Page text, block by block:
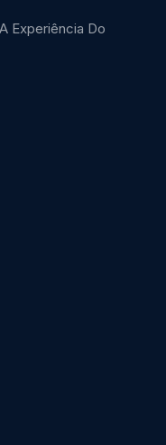
Experiência Do